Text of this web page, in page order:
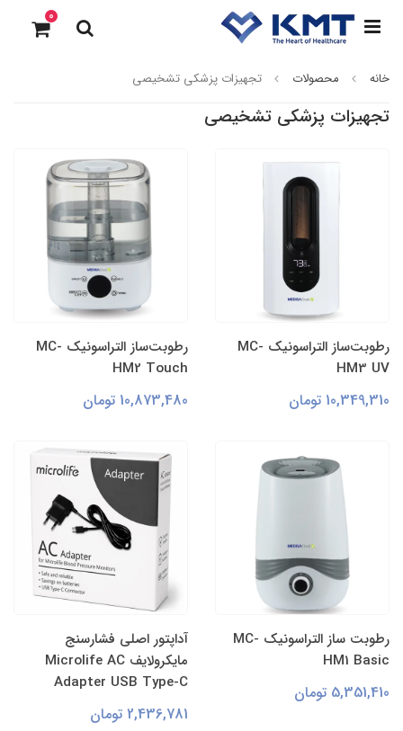
0
خانه محصولات تجهیزات پزشکی تشخیصی
تجهیزات پزشکی تشخیصی
رطوبت‌ساز التراسونیک MC-
HM3 UV
10,349,310 تومان
رطوبت‌ساز التراسونیک MC-
HM2 Touch
10,873,480 تومان
رطوبت ساز التراسونیک MC-
HM1 Basic
5,351,410 تومان
آداپتور اصلی فشارسنج
مایکرولایف Microlife AC
Adapter USB Type-C
2,436,781 تومان